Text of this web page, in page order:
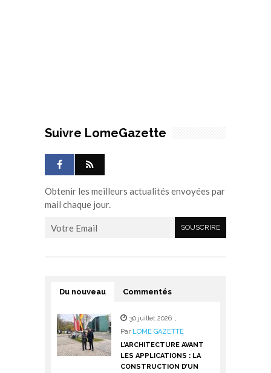
Suivre LomeGazette
Obtenir les meilleurs actualités envoyées par
mail chaque jour.
Du nouveau Commentés
30 juillet 2026 ,
Par LOME GAZETTE
L’ARCHITECTURE AVANT
LES APPLICATIONS : LA
CONSTRUCTION D’UN